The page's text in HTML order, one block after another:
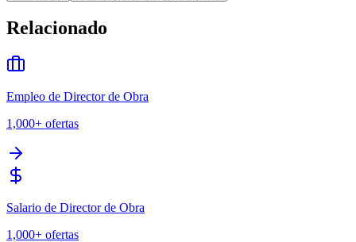
Relacionado
Empleo de Director de Obra
1,000+ ofertas
Salario de Director de Obra
1,000+ ofertas